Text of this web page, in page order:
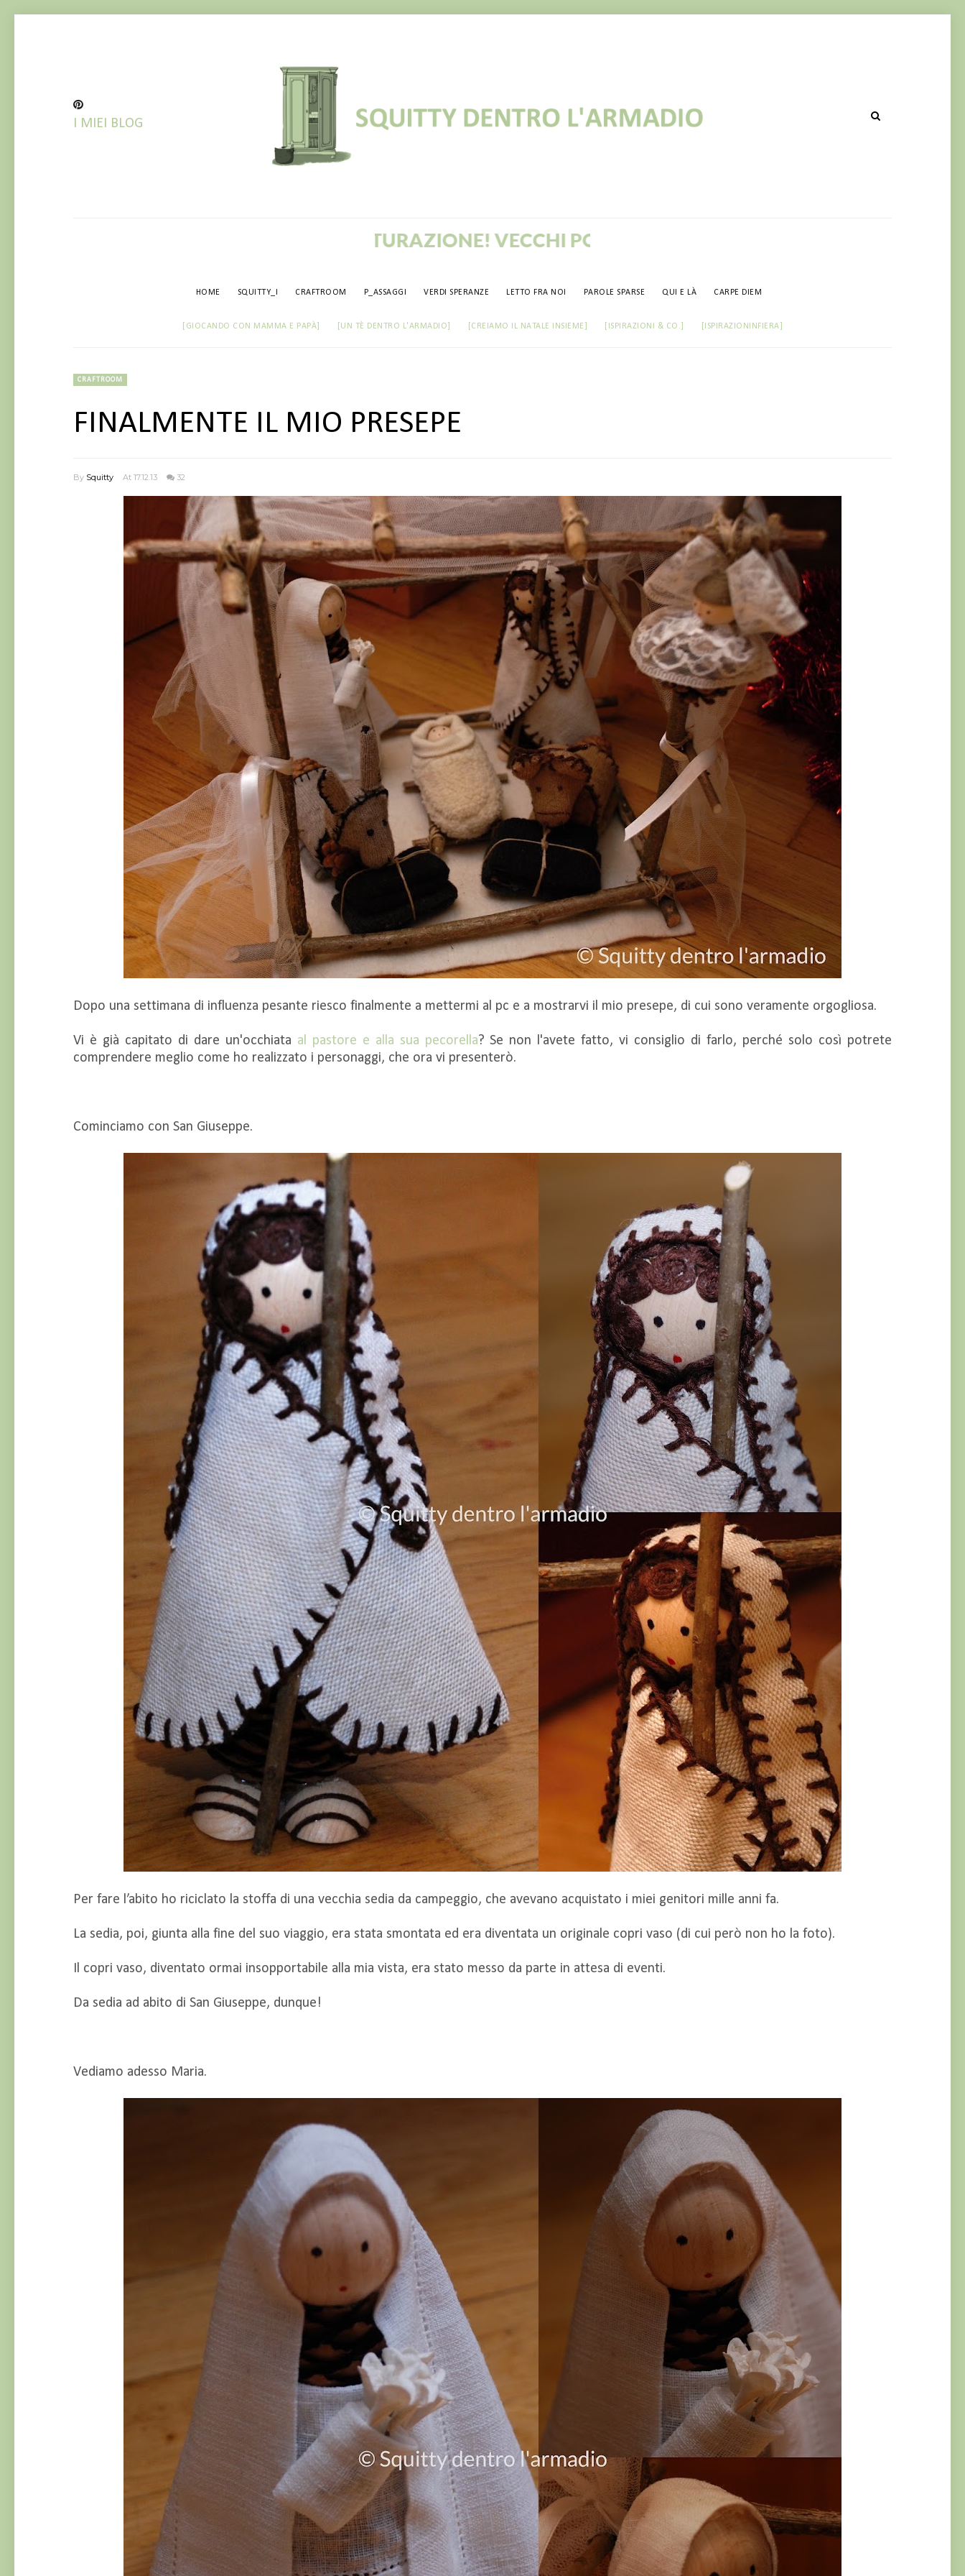
I MIEI BLOG
BLOG IN RISTRUTTURAZIONE! VECCHI POST IN CORSO DI RIPUBBLICAZIONE!
HOME SQUITTY_I CRAFTROOM P_ASSAGGI VERDI SPERANZE LETTO FRA NOI PAROLE SPARSE QUI E LÀ CARPE DIEM
[GIOCANDO CON MAMMA E PAPÀ] [UN TÈ DENTRO L'ARMADIO] [CREIAMO IL NATALE INSIEME] [ISPIRAZIONI & CO.] [ISPIRAZIONINFIERA]
CRAFTROOM
FINALMENTE IL MIO PRESEPE
By Squitty At 17.12.13 32
Dopo una settimana di influenza pesante riesco finalmente a mettermi al pc e a mostrarvi il mio presepe, di cui sono veramente orgogliosa.
Vi è già capitato di dare un'occhiata al pastore e alla sua pecorella ? Se non l'avete fatto, vi consiglio di farlo, perché solo così potrete
comprendere meglio come ho realizzato i personaggi, che ora vi presenterò.
Cominciamo con San Giuseppe.
Per fare l’abito ho riciclato la stoffa di una vecchia sedia da campeggio, che avevano acquistato i miei genitori mille anni fa.
La sedia, poi, giunta alla fine del suo viaggio, era stata smontata ed era diventata un originale copri vaso (di cui però non ho la foto).
Il copri vaso, diventato ormai insopportabile alla mia vista, era stato messo da parte in attesa di eventi.
Da sedia ad abito di San Giuseppe, dunque!
Vediamo adesso Maria.